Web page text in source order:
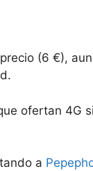
(6 €),
ofertan 4G
a